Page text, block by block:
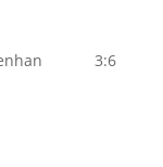
3:6